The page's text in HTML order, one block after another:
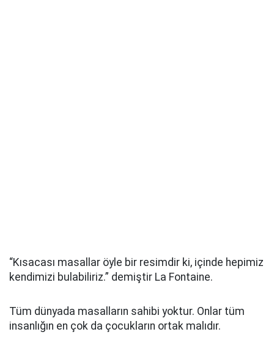
“Kısacası masallar öyle bir resimdir ki, içinde hepimiz
kendimizi bulabiliriz.” demiştir La Fontaine.
Tüm dünyada masalların sahibi yoktur. Onlar tüm
insanlığın en çok da çocukların ortak malıdır.